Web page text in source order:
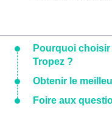
Pourquoi
Tropez ?
Obtenir le
Foire aux